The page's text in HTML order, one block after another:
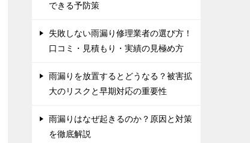
できる予防策
失敗しない雨漏り修理業者の選び方！
口コミ・見積もり・実績の見極め方
雨漏りを放置するとどうなる？被害拡
大のリスクと早期対応の重要性
雨漏りはなぜ起きるのか？原因と対策
を徹底解説